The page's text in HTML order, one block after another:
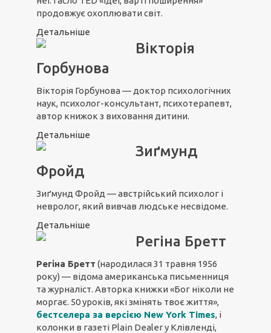
продовжує охоплювати світ.
Детальніше
Вікторія
Горбунова
Вікторія Горбунова — доктор психологічних
наук, психолог-консультант, психотерапевт,
автор книжок з виховання дитини.
Детальніше
Зиґмунд
Фройд
Зиґмунд Фройд — австрійський психолог і
невролог, який вивчав людське несвідоме.
Детальніше
Регіна Бретт
Регіна Бретт (народилася 31 травня 1956
року) — відома американська письменниця
та журналіст. Авторка книжки «Бог ніколи не
моргає. 50 уроків, які змінять твоє життя»,
бестселера за версією New York Times, і
колонки в газеті Plain Dealer у Клівленді,